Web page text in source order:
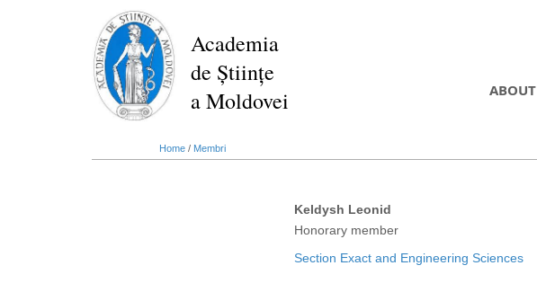
Academia
de Științe
a Moldovei
ABOUT
Home / Membri
Keldysh Leonid
Honorary member
Section Exact and Engineering Sciences